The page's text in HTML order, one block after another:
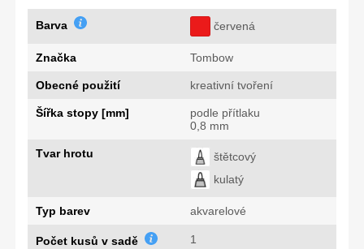
Barva červená
Značka Tombow
Obecné použití kreativní tvoření
Šířka stopy [mm]
podle přítlaku
0,8 mm
Tvar hrotu
štětcový
kulatý
Typ barev akvarelové
Počet kusů v sadě 1